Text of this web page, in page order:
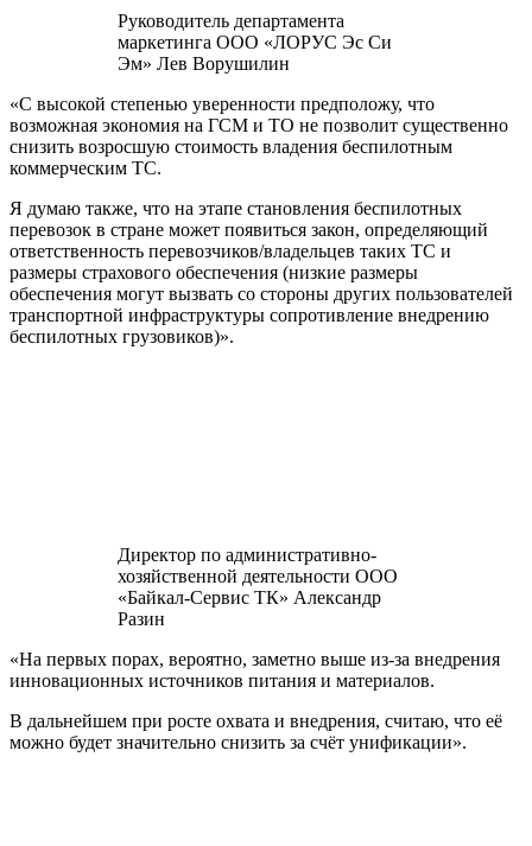
Руководитель департамента
маркетинга ООО «ЛОРУС Эс Си
Эм» Лев Ворушилин
«С высокой степенью уверенности предположу, что
возможная экономия на ГСМ и ТО не позволит существенно
снизить возросшую стоимость владения беспилотным
коммерческим ТС.
Я думаю также, что на этапе становления беспилотных
перевозок в стране может появиться закон, определяющий
ответственность перевозчиков/владельцев таких ТС и
размеры страхового обеспечения (низкие размеры
обеспечения могут вызвать со стороны других пользователей
транспортной инфраструктуры сопротивление внедрению
беспилотных грузовиков)».
Директор по административно-
хозяйственной деятельности ООО
«Байкал-Сервис ТК» Александр
Разин
«На первых порах, вероятно, заметно выше из-за внедрения
инновационных источников питания и материалов.
В дальнейшем при росте охвата и внедрения, считаю, что её
можно будет значительно снизить за счёт унификации».